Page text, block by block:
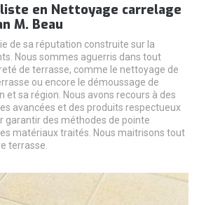
en Nettoyage carrelage
M. Beau
de sa réputation construite sur la
Nous sommes aguerris dans tout
de terrasse, comme le nettoyage de
ou encore le démoussage de
et sa région. Nous avons recours à des
avancées et des produits respectueux
garantir des méthodes de pointe
matériaux traités. Nous maitrisons tout
terrasse.